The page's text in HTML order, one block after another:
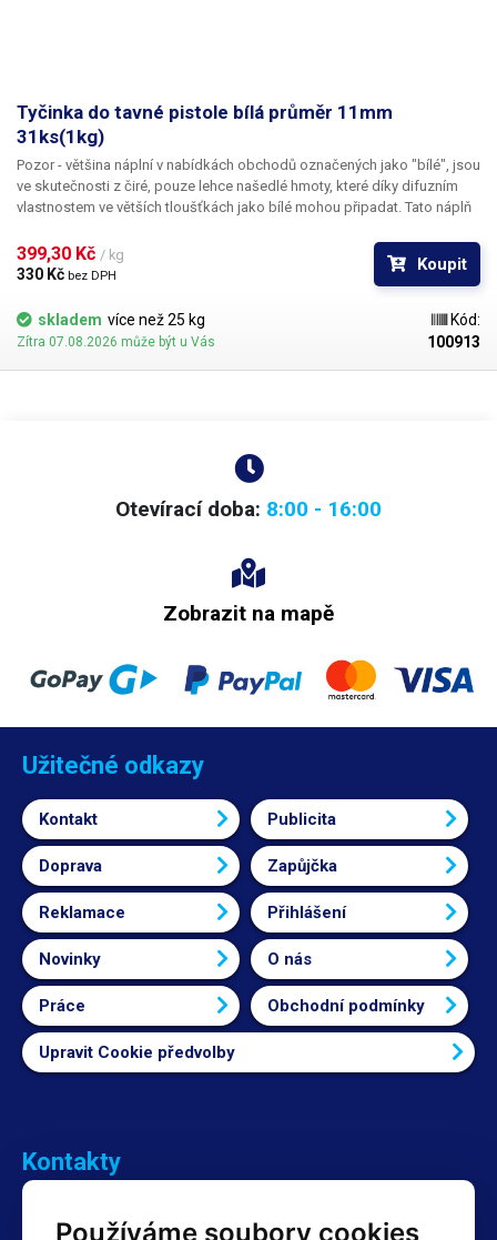
Používáme soubory cookies
Tyčinka do tavné pistole bílá průměr 11mm
31ks(1kg)
Pozor - většina náplní v nabídkách obchodů označených jako "bílé", jsou
ve skutečnosti z čiré, pouze lehce našedlé hmoty, které díky difuzním
vlastnostem ve větších tloušťkách jako bílé mohou připadat. Tato náplň
bělosti. Bod měknutí materiálu je 88°C.
399,30 Kč / kg
330 Kč bez DPH
Koupit
skladem více než 25 kg
Zítra 07.08.2026 může být u Vás
Kód:
100913
Otevírací doba: 8:00 - 16:00
Zobrazit na mapě
Užitečné odkazy
Kontakt Publicita
Doprava Zapůjčka
Reklamace Přihlášení
Novinky O nás
Práce Obchodní podmínky
Upravit Cookie předvolby
Kontakty